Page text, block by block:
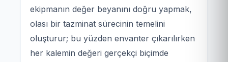
ekipmanın değer beyanını doğru yapmak,
olası bir tazminat sürecinin temelini
oluşturur; bu yüzden envanter çıkarılırken
her kalemin değeri gerçekçi biçimde